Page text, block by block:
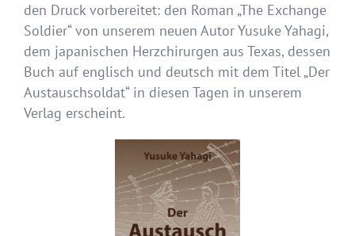
den Druck vorbereitet: den Roman „The Exchange
Soldier“ von unserem neuen Autor Yusuke Yahagi,
dem japanischen Herzchirurgen aus Texas, dessen
Buch auf englisch und deutsch mit dem Titel „Der
Austauschsoldat“ in diesen Tagen in unserem
Verlag erscheint.